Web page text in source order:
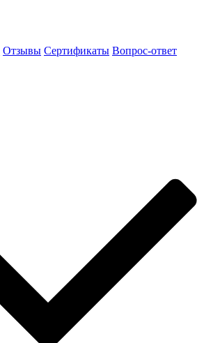
Отзывы Сертификаты Вопрос-ответ